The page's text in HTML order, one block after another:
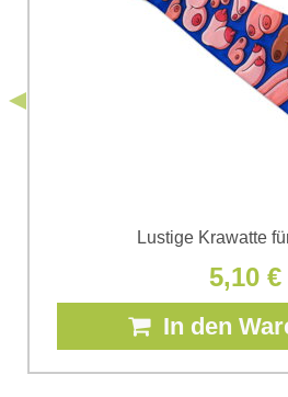
Bomba s.r.o. zur Kenntnis
Lustige Krawatte
5,10 €
In den